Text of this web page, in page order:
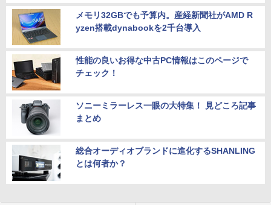
｜Core i5 第8世代 8265U メモリ 8GB S
SD 256GB 13.3型 FHD 1,920×1,080 タ
￥49,800
原神 Apex FF14 VALORANT 配信 動画
編集 eスポーツ 1年保証 初心者 ゲーミン
￥260,775
メモリ32GBでも予算内。産経新聞社がAMD R
yzen搭載dynabookを2千台導入
性能の良いお得な中古PC情報はこのページで
チェック！
ソニーミラーレス一眼の大特集！ 見どころ記事
まとめ
総合オーディオブランドに進化するSHANLING
とは何者か？